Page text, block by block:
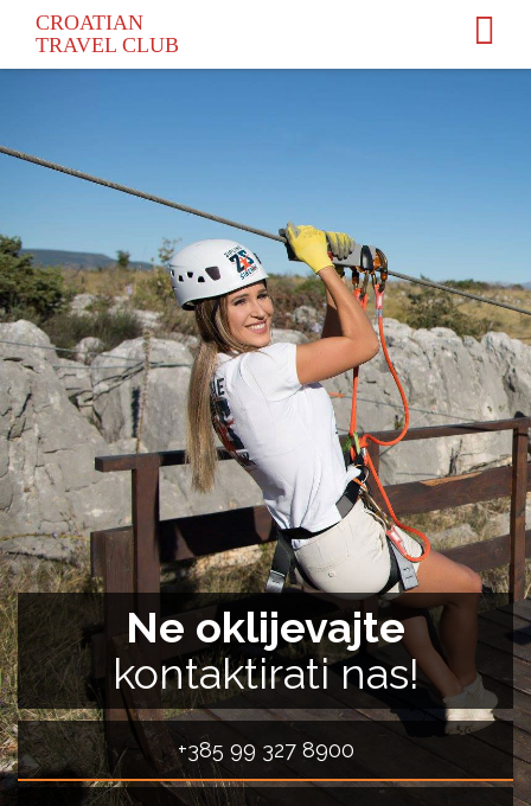
Unhandled Exception.
SQLSTATE[42S02]: Base table or view not found: 1146 Table
You can find the error back in the log.Unhandled Exception.
SQLSTATE[42S02]: Base table or view not found: 1146 Table
'hrvklubp_ctcnew.mod_lang' doesn't exist
You can find the error back in the log.
CROATIAN
TRAVEL CLUB
Ne oklijevajte
kontaktirati nas!
+385 99 327 8900